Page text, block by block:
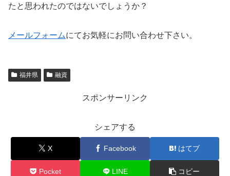
たと思われたのではないでしょうか？
メールフォームにてお気軽にお問い合わせ下さい。
福井県 融資
スポンサーリンク
シェアする
X Facebook はてブ
Pocket LINE コピー